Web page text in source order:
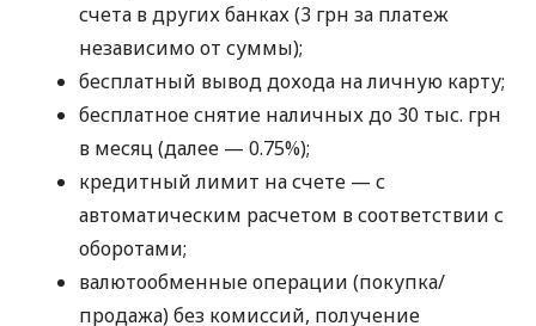
счета в других банках (3 грн за платеж
независимо от суммы);
бесплатный вывод дохода на личную карту;
бесплатное снятие наличных до 30 тыс. грн
в месяц (далее — 0.75%);
кредитный лимит на счете — с
автоматическим расчетом в соответствии с
оборотами;
валютообменные операции (покупка/
продажа) без комиссий, получение